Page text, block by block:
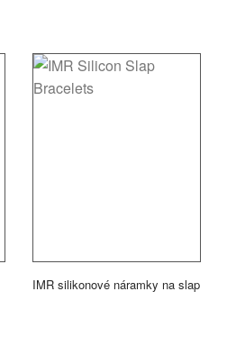
IMR silikonové náramky na slap